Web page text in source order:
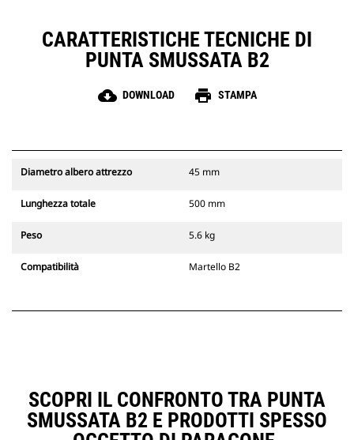
CARATTERISTICHE TECNICHE DI
PUNTA SMUSSATA B2
cloud_download DOWNLOAD print STAMPA
Diametro albero attrezzo 45 mm
Lunghezza totale 500 mm
Peso 5.6 kg
Compatibilità Martello B2
SCOPRI IL CONFRONTO TRA PUNTA
SMUSSATA B2 E PRODOTTI SPESSO